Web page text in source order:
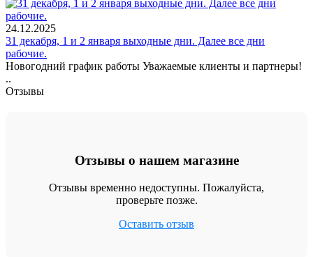
24.12.2025
31 декабря, 1 и 2 января выходные дни. Далее все дни
рабочие.
Новогодний график работы Уважаемые клиенты и партнеры!
..
Отзывы
Отзывы о нашем магазине
Отзывы временно недоступны. Пожалуйста,
проверьте позже.
Оставить отзыв